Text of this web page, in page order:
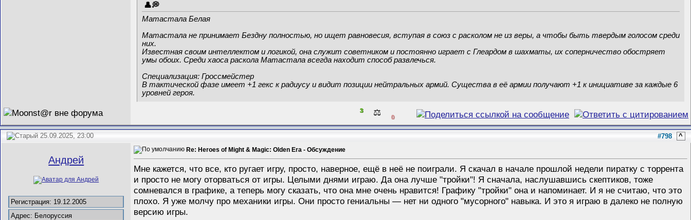
Матастала Белая
Матастала не принимает Бездну полностью, но ищет равновесия, вступая в союз с расколом не из веры, а чтобы быть твердым голосом среди
них.
Известная своим интеллектом и логикой, она служит советником и постоянно играет с Глеардом в шахматы, их соперничество обостряет
умы обоих. Среди хаоса раскола Матастала всегда находит способ развлечься.
Специализация: Гроссмейстер
В тактической фазе имеет +1 гекс к радиусу и видит позиции нейтральных армий. Существа в её армии получают +1 к инициативе за каждые 6
уровней героя.
3 ⚖️ 0
25.09.2025, 23:00 #798 ^
Андрей
Регистрация: 19.12.2005
Адрес: Белоруссия
Re: Heroes of Might & Magic: Olden Era - Обсуждение
Мне кажется, что все, кто ругает игру, просто, наверное, ещё в неё не поиграли. Я скачал в начале прошлой недели пиратку с торрента
и просто не могу оторваться от игры. Целыми днями играю. Да она лучше "тройки"! Я сначала, наслушавшись скептиков, тоже
сомневался в графике, а теперь могу сказать, что она мне очень нравится! Графику "тройки" она и напоминает. И я не считаю, что это
плохо. Я уже молчу про механики игры. Они просто гениальны — нет ни одного "мусорного" навыка. И это я играю в далеко не полную
версию игры.